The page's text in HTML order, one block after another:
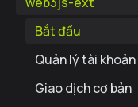
Bắt đầu
Quản lý tài khoản
Giao dịch cơ bản